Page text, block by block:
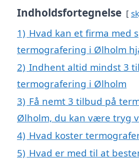
Indholdsfortegnelse
1) Hvad kan et firma med
termografering i Ølholm
2) Indhent altid mindst 3
termografering i Ølholm
3) Få nemt 3 tilbud på
Ølholm, du kan være tryg
4) Hvad koster
5) Hvad er med til at